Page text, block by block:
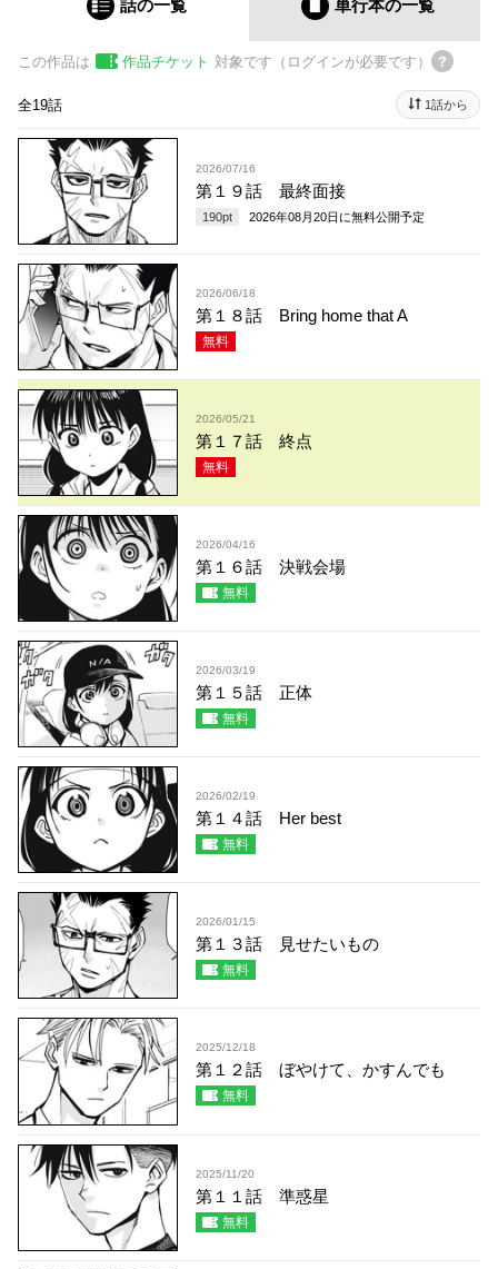
話の一覧 単行本の一覧
この作品は 作品チケット 対象です（ログインが必要です）
全19話 1話から
2026/07/16
第１９話 最終面接
190pt 2026年08月20日 に無料公開予定
2026/06/18
第１８話 Bring home that A
無料
2026/05/21
第１７話 終点
無料
2026/04/16
第１６話 決戦会場
無料
2026/03/19
第１５話 正体
無料
2026/02/19
第１４話 Her best
無料
2026/01/15
第１３話 見せたいもの
無料
2025/12/18
第１２話 ぼやけて、かすんでも
無料
2025/11/20
第１１話 準惑星
無料